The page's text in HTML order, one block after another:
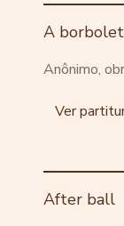
A
Anônimo,
Ver
After ball